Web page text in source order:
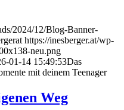
2024/12/Blog-Banner-
https://inesberger.at/wp-
neu.png
01-14 15:49:53Das
mit deinem Teenager
Weg